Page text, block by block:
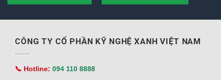
CÔNG TY CỔ PHẦN KỸ NGHỆ XANH VIỆT NAM
📞 Hotline: 094 110 8888